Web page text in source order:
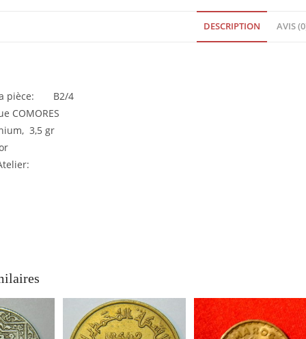
1964
FDC
DESCRIPTION AVIS
pièce: B2/4
COMORES
3,5 gr